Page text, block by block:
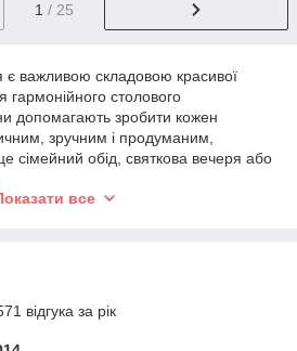
1 / 25
є важливою складовою красивої
гармонійного столового
допомагають зробити кожен
зручним і продуманим,
сімейний обід, святкова вечеря або
сервірувальні блюда, салатники,
для сервірування столу й
склокераміка, фарфор,
комбіновані матеріали.
все
відгука за рік